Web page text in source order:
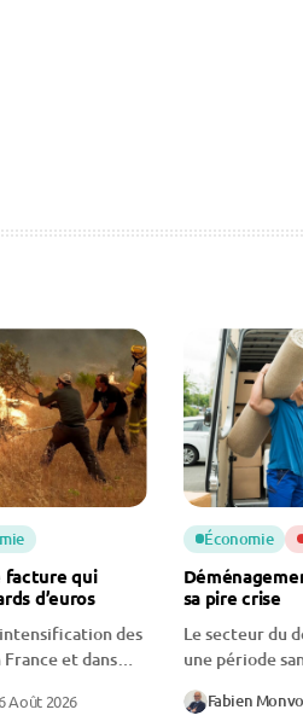
facture qui
d’euros
des
et dans
6 Août 2026
Économie
sa pire crise
Le secteur du
une période
professionnels
Fabien